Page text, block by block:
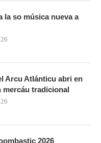
la so música nueva a
Arcu Atlánticu abri en
mercáu tradicional
2026